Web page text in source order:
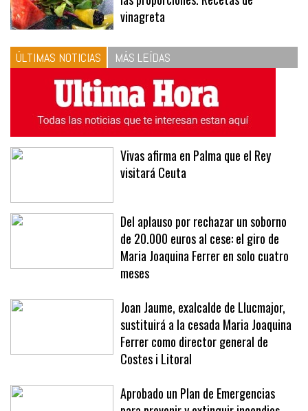
10La vinagreta perfecta: respeta
las proporciones. Recetas de
vinagreta
ÚLTIMAS NOTICIAS MÁS LEÍDAS
Vivas afirma en Palma que el Rey
Del aplauso por rechazar un soborno
de 20.000 euros al cese: el giro de
Maria Joaquina Ferrer en solo cuatro
meses
Joan Jaume, exalcalde de Llucmajor,
sustituirá a la cesada Maria Joaquina
Ferrer como director general de
Costes i Litoral